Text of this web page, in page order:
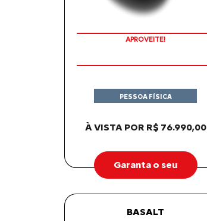
APROVEITE!
À VISTA POR R$ 76.990,00
PESSOA FÍSICA
Garanta o seu
BASALT